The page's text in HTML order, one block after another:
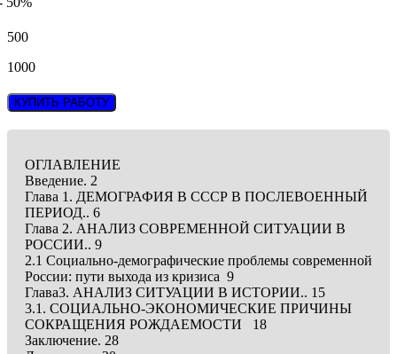
500
1000
КУПИТЬ РАБОТУ
ОГЛАВЛЕНИЕ
Введение. 2
Глава 1. ДЕМОГРАФИЯ В СССР В ПОСЛЕВОЕННЫЙ
ПЕРИОД.. 6
Глава 2. АНАЛИЗ СОВРЕМЕННОЙ СИТУАЦИИ В
РОССИИ.. 9
2.1 Социально-демографические проблемы современной
России: пути выхода из кризиса 9
Глава3. АНАЛИЗ СИТУАЦИИ В ИСТОРИИ.. 15
3.1. СОЦИАЛЬНО-ЭКОНОМИЧЕСКИЕ ПРИЧИНЫ
СОКРАЩЕНИЯ РОЖДАЕМОСТИ 18
Заключение. 28